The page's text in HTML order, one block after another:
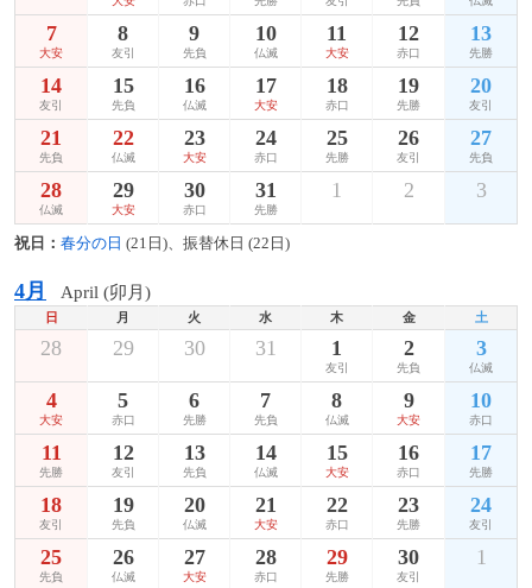
7
大安
8
友引
9
先負
10
仏滅
11
大安
12
赤口
13
先勝
14
友引
15
先負
16
仏滅
17
大安
18
赤口
19
先勝
20
友引
21
先負
22
仏滅
23
大安
24
赤口
25
先勝
26
友引
27
先負
28
仏滅
29
大安
30
赤口
31
先勝
1 2 3
祝日： 春分の日 (21日)、振替休日 (22日)
4月 April (卯月)
日 月 火 水 木 金 土
28 29 30 31 1
友引
2
先負
3
仏滅
4
大安
5
赤口
6
先勝
7
先負
8
仏滅
9
大安
10
赤口
11
先勝
12
友引
13
先負
14
仏滅
15
大安
16
赤口
17
先勝
18
友引
19
先負
20
仏滅
21
大安
22
赤口
23
先勝
24
友引
25
先負
26
仏滅
27
大安
28
赤口
29
先勝
30
友引
1